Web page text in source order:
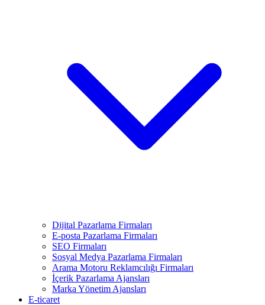
Dijital Pazarlama Firmaları
E-posta Pazarlama Firmaları
SEO Firmaları
Sosyal Medya Pazarlama Firmaları
Arama Motoru Reklamcılığı Firmaları
İçerik Pazarlama Ajansları
Marka Yönetim Ajansları
E-ticaret